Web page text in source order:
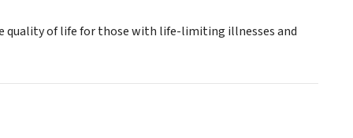
quality of life for those with life-limiting illnesses and